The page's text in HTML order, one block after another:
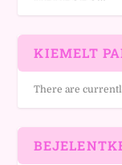
KIEMELT
There are